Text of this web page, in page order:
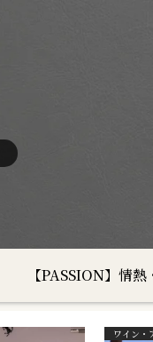
【PASSION】情
ワイン・